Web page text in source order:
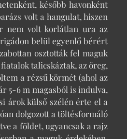
később havonként
volt a hangulat, hiszen
nem volt korlátlan ura az
belül egyenlő bérért
osztották fel maguk
talicskáztak, az öreg,
a rézsű körmét (ahol az
5-6 m magasból is indulva,
árok külső szélén érte el a
dolgozott a töltésformáló
a földet, ugyancsak a rajz